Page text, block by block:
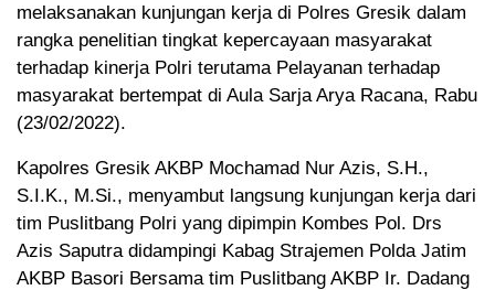
melaksanakan kunjungan kerja di Polres Gresik dalam
rangka penelitian tingkat kepercayaan masyarakat
terhadap kinerja Polri terutama Pelayanan terhadap
masyarakat bertempat di Aula Sarja Arya Racana, Rabu
(23/02/2022).
Kapolres Gresik AKBP Mochamad Nur Azis, S.H.,
S.I.K., M.Si., menyambut langsung kunjungan kerja dari
tim Puslitbang Polri yang dipimpin Kombes Pol. Drs
Azis Saputra didampingi Kabag Strajemen Polda Jatim
AKBP Basori Bersama tim Puslitbang AKBP Ir. Dadang